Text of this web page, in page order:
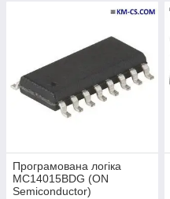
Програмована логіка
MC14015BDG (ON
Semiconductor)